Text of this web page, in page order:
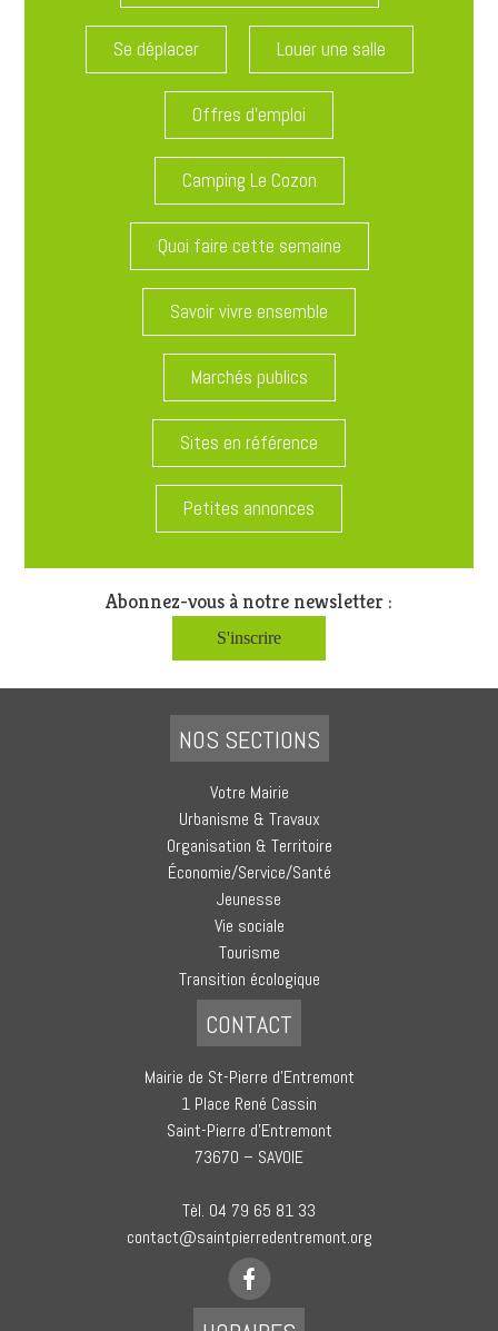
Se déplacer Louer une salle
Offres d'emploi
Camping Le Cozon
Quoi faire cette semaine
Savoir vivre ensemble
Marchés publics
Sites en référence
Petites annonces
Abonnez-vous à notre newsletter :
S'inscrire
NOS SECTIONS
Votre Mairie
Urbanisme & Travaux
Organisation & Territoire
Économie/Service/Santé
Jeunesse
Vie sociale
Tourisme
Transition écologique
CONTACT
Mairie de St-Pierre d’Entremont
1 Place René Cassin
Saint-Pierre d’Entremont
73670 – SAVOIE
Tèl. 04 79 65 81 33
contact@saintpierredentremont.org